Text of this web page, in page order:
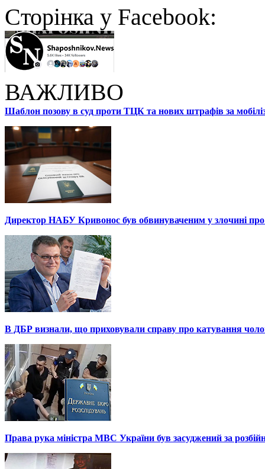
Cторінка у Facebook:
ВАЖЛИВО
Шаблон позову в суд проти ТЦК та нових штрафів за
Директор НАБУ Кривонос був обвинуваченим у злочині про
В ДБР визнали, що приховували справу про катування
Права рука міністра МВС України був засуджений за